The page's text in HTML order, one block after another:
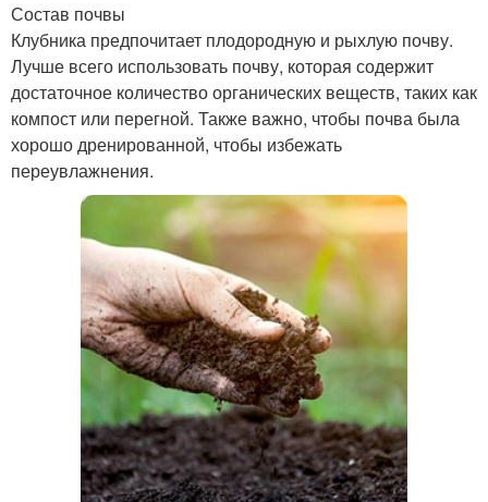
Состав почвы
Клубника предпочитает плодородную и рыхлую почву.
Лучше всего использовать почву, которая содержит
достаточное количество органических веществ, таких как
компост или перегной. Также важно, чтобы почва была
хорошо дренированной, чтобы избежать
переувлажнения.